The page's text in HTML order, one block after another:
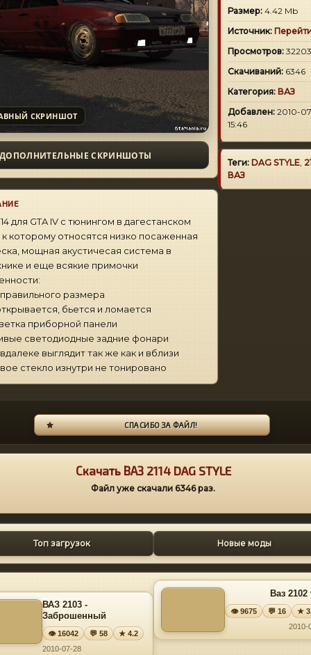
СКРИНШОТ
ДОПОЛНИТЕЛЬНЫЕ СКРИНШОТЫ
для GTA IV с тюнингом в дагестанском
к которому относятся низко посаженная
мощная акустичесая система в
и еще всякие примочки
размера
бьется и ломается
приборной панели
светодиодные задние фонари
выглядит так же как и вблизи
стекло изнутри не тонировано
Размер: 4.42 Mb
Источник:
Просмотров: 32203
Скачиваний: 6346
Категория: ВАЗ
Добавлен: 2010-
15:46
Теги: DAG STYLE,
ВАЗ
СПАСИБО ЗА ФАЙЛ!
Скачать ВАЗ 2114 DAG STYLE
Файл уже скачали 6346раз.
Топ загрузок Новые моды
ВАЗ 2103 -
Заброшенный
👁 16042 💬 58
★ 4.2
2010-07-28
Ваз 2102
👁 9675 💬 16
★
2010-